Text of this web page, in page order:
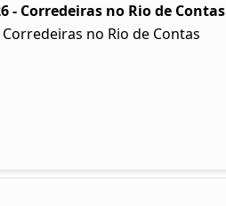
- Corredeiras no Rio de Contas
no Rio de Contas